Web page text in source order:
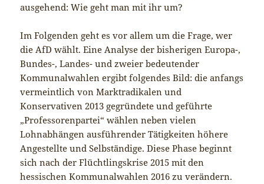
ausgehend: Wie geht man mit ihr um?
Im Folgenden geht es vor allem um die Frage, wer
die AfD wählt. Eine Analyse der bisherigen Europa-,
Bundes-, Landes- und zweier bedeutender
Kommunalwahlen ergibt folgendes Bild: die anfangs
vermeintlich von Marktradikalen und
Konservativen 2013 gegründete und geführte
„Professorenpartei“ wählen neben vielen
Lohnabhängen ausführender Tätigkeiten höhere
Angestellte und Selbständige. Diese Phase beginnt
sich nach der Flüchtlingskrise 2015 mit den
hessischen Kommunalwahlen 2016 zu verändern.